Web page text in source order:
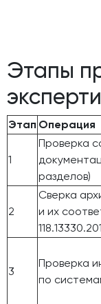
Этапы
Этап Операция
1
Проверка
разделов)
2
Сверка
и их
3
Проверка
по